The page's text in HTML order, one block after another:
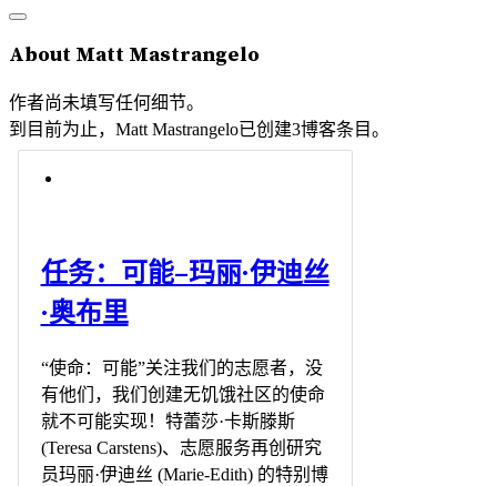
About Matt Mastrangelo
作者尚未填写任何细节。
到目前为止，Matt Mastrangelo已创建3博客条目。
任务：可能–玛丽·伊迪丝
·奥布里
“使命：可能”关注我们的志愿者，没
有他们，我们创建无饥饿社区的使命
就不可能实现！特蕾莎·卡斯滕斯
(Teresa Carstens)、志愿服务再创研究
员玛丽·伊迪丝 (Marie-Edith) 的特别博